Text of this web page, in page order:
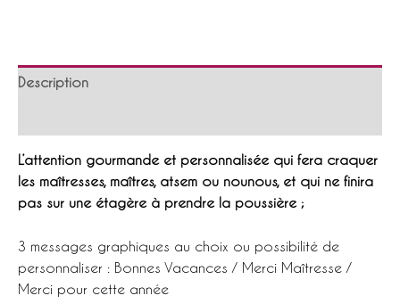
fait
nounous...
Description
L’attention gourmande et personnalisée qui fera craquer
les maîtresses, maîtres, atsem ou nounous, et qui ne finira
pas sur une étagère à prendre la poussière ;
3 messages graphiques au choix ou possibilité de
personnaliser : Bonnes Vacances / Merci Maîtresse /
Merci pour cette année